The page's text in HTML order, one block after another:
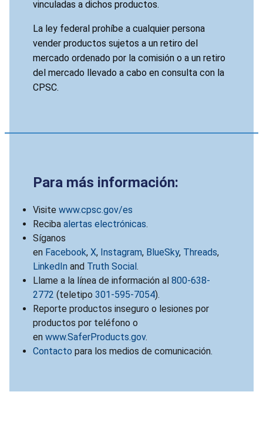
vinculadas a dichos productos.
La ley federal prohíbe a cualquier persona
vender productos sujetos a un retiro del
mercado ordenado por la comisión o a un retiro
del mercado llevado a cabo en consulta con la
CPSC.
Para más información:
Visite www.cpsc.gov/es
Reciba alertas electrónicas.
Síganos
en Facebook, X, Instagram, BlueSky, Threads,
LinkedIn and Truth Social .
Llame a la línea de información al 800-638-
2772 (teletipo 301-595-7054).
Reporte productos inseguro o lesiones por
productos por teléfono o
en www.SaferProducts.gov.
Contacto para los medios de comunicación.